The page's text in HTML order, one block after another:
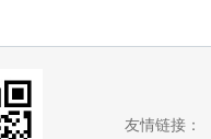
友情链接：